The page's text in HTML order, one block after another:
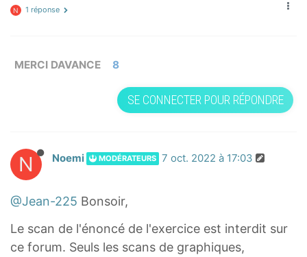
N 1 réponse
MERCI DAVANCE 8
SE CONNECTER POUR RÉPONDRE
N Noemi MODÉRATEURS 7 oct. 2022 à 17:03
@Jean-225 Bonsoir,
Le scan de l'énoncé de l'exercice est interdit sur
ce forum. Seuls les scans de graphiques,